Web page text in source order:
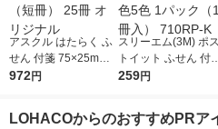
アスクル はたらく ふ
せん 付箋 75×25mm
パステル5色アソート
972円
スリーエム(3M) ポス
トイット ふせん 付
再生紙 50mm×7.5mm
259円
LOHACOからのおすすめPRア